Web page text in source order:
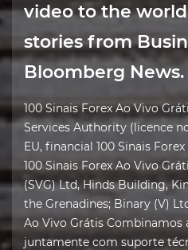
video to the
stories from
Bloomberg News.
100 Sinais Forex Ao Vivo
Services Authority (licence
EU, financial 100 Sinais
100 Sinais Forex Ao Vivo
(SVG) Ltd, Hinds Building,
the Grenadines; Binary (V)
Ao Vivo Grátis Combinamos
juntamente com suporte